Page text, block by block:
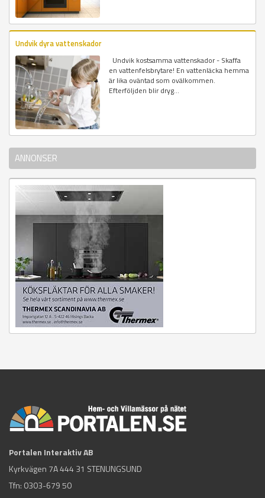
Undvik dyra vattenskador
Undvik kostsamma vattenskador - Skaffa
en vattenfelsbrytare! En vattenläcka hemma
är lika oväntad som ovälkommen.
Efterföljden blir dryg...
ANNONSER
Portalen Interaktiv AB
Kyrkvägen 7A 444 31 STENUNGSUND
Tfn: 0303-679 50